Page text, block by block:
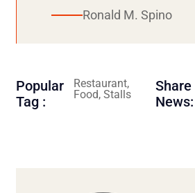
Ronald M. Spino
Popular
Tag :
Restaurant,
Food, Stalls
Share
News: